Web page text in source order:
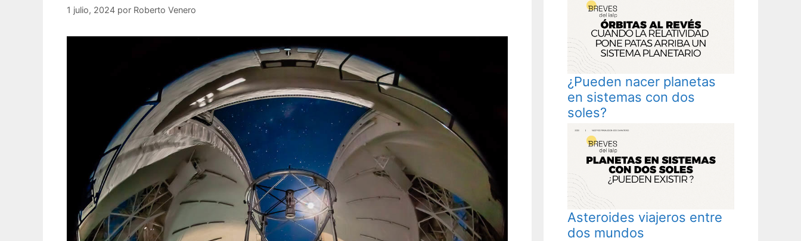
1 julio, 2024 por Roberto Venero
¿Pueden nacer planetas
en sistemas con dos
soles?
Asteroides viajeros entre
dos mundos